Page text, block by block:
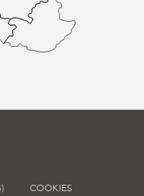
COOKIES